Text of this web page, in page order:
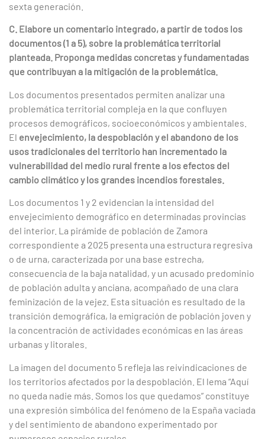
sexta generación.
C. Elabore un comentario integrado, a partir de todos los
documentos (1 a 5), sobre la problemática territorial
planteada. Proponga medidas concretas y fundamentadas
que contribuyan a la mitigación de la problemática.
Los documentos presentados permiten analizar una
problemática territorial compleja en la que confluyen
procesos demográficos, socioeconómicos y ambientales.
El envejecimiento, la despoblación y el abandono de los
usos tradicionales del territorio han incrementado la
vulnerabilidad del medio rural frente a los efectos del
cambio climático y los grandes incendios forestales.
Los documentos 1 y 2 evidencian la intensidad del
envejecimiento demográfico en determinadas provincias
del interior. La pirámide de población de Zamora
correspondiente a 2025 presenta una estructura regresiva
o de urna, caracterizada por una base estrecha,
consecuencia de la baja natalidad, y un acusado predominio
de población adulta y anciana, acompañado de una clara
feminización de la vejez. Esta situación es resultado de la
transición demográfica, la emigración de población joven y
la concentración de actividades económicas en las áreas
urbanas y litorales.
La imagen del documento 5 refleja las reivindicaciones de
los territorios afectados por la despoblación. El lema “Aquí
no queda nadie más. Somos los que quedamos” constituye
una expresión simbólica del fenómeno de la España vaciada
y del sentimiento de abandono experimentado por